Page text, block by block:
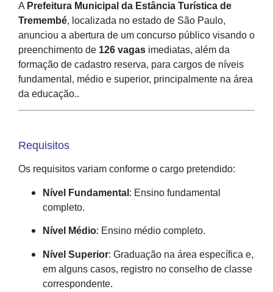
A Prefeitura Municipal da Estância Turística de
Tremembé, localizada no estado de São Paulo,
anunciou a abertura de um concurso público visando o
preenchimento de 126 vagas imediatas, além da
formação de cadastro reserva, para cargos de níveis
fundamental, médio e superior, principalmente na área
da educação..
Requisitos
Os requisitos variam conforme o cargo pretendido:
Nível Fundamental : Ensino fundamental
completo.
Nível Médio: Ensino médio completo.
Nível Superior: Graduação na área específica e,
em alguns casos, registro no conselho de classe
correspondente.